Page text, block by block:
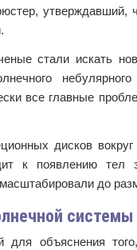
стали искать
все главные
дисков
к появлению
до
системы
для объяснения